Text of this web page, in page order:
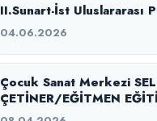
II.Sunart-İst Uluslararası
04.06.2026
Çocuk Sanat Merkezi
ÇETİNER/EĞİTMEN